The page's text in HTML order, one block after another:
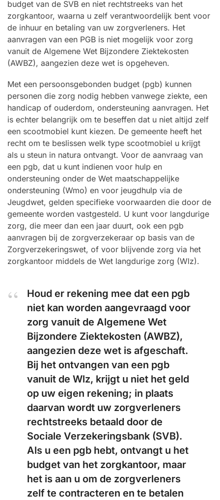
budget van de SVB en niet rechtstreeks van het
zorgkantoor, waarna u zelf verantwoordelijk bent voor
de inhuur en betaling van uw zorgverleners. Het
aanvragen van een PGB is niet mogelijk voor zorg
vanuit de Algemene Wet Bijzondere Ziektekosten
(AWBZ), aangezien deze wet is opgeheven.
Met een persoonsgebonden budget (pgb) kunnen
personen die zorg nodig hebben vanwege ziekte, een
handicap of ouderdom, ondersteuning aanvragen. Het
is echter belangrijk om te beseffen dat u niet altijd zelf
een scootmobiel kunt kiezen. De gemeente heeft het
recht om te beslissen welk type scootmobiel u krijgt
als u steun in natura ontvangt. Voor de aanvraag van
een pgb, dat u kunt indienen voor hulp en
ondersteuning onder de Wet maatschappelijke
ondersteuning (Wmo) en voor jeugdhulp via de
Jeugdwet, gelden specifieke voorwaarden die door de
gemeente worden vastgesteld. U kunt voor langdurige
zorg, die meer dan een jaar duurt, ook een pgb
aanvragen bij de zorgverzekeraar op basis van de
Zorgverzekeringswet, of voor blijvende zorg via het
zorgkantoor middels de Wet langdurige zorg (Wlz).
Houd er rekening mee dat een pgb
niet kan worden aangevraagd voor
zorg vanuit de Algemene Wet
Bijzondere Ziektekosten (AWBZ),
aangezien deze wet is afgeschaft.
Bij het ontvangen van een pgb
vanuit de Wlz, krijgt u niet het geld
op uw eigen rekening; in plaats
daarvan wordt uw zorgverleners
rechtstreeks betaald door de
Sociale Verzekeringsbank (SVB).
Als u een pgb hebt, ontvangt u het
budget van het zorgkantoor, maar
het is aan u om de zorgverleners
zelf te contracteren en te betalen